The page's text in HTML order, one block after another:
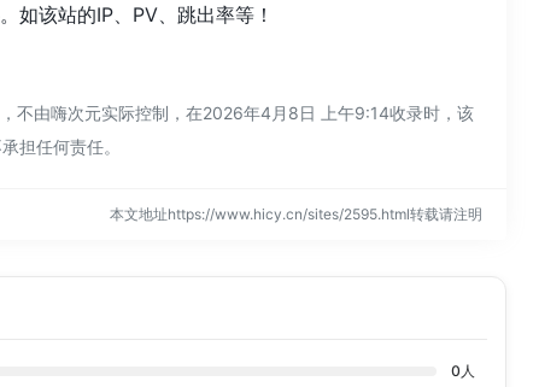
如该站的IP、PV、跳出率等！
不由嗨次元实际控制，在2026年4月8日 上午9:14收录时，该
担任何责任。
本文地址https://www.hicy.cn/sites/2595.html转载请注明
0 人